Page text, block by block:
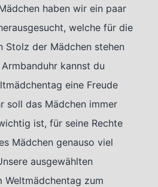
haben wir ein paar
welche für die
Stolz der Mädchen stehen
kannst du
eine Freude
soll das Mädchen immer
ist, für seine Rechte
Mädchen genauso viel
ausgewählten
Weltmädchentag zum